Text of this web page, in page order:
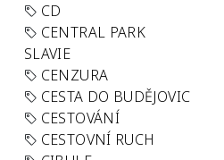
CD
CENTRAL PARK
SLAVIE
CENZURA
CESTA DO BUDĚJOVIC
CESTOVÁNÍ
CESTOVNÍ RUCH